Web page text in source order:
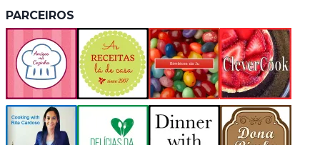
PARCEIROS